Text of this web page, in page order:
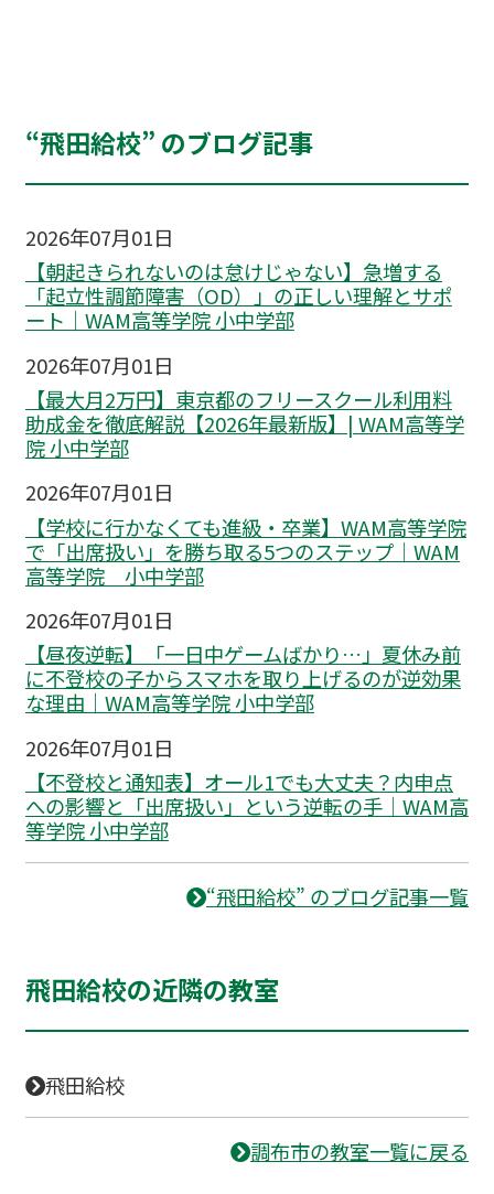
“飛田給校” のブログ記事
2026年07月01日
【朝起きられないのは怠けじゃない】急増する
「起立性調節障害（OD）」の正しい理解とサポ
ート｜WAM高等学院 小中学部
2026年07月01日
【最大月2万円】東京都のフリースクール利用料
助成金を徹底解説【2026年最新版】| WAM高等学
院 小中学部
2026年07月01日
【学校に行かなくても進級・卒業】WAM高等学院
で「出席扱い」を勝ち取る5つのステップ｜WAM
高等学院 小中学部
2026年07月01日
【昼夜逆転】「一日中ゲームばかり…」夏休み前
に不登校の子からスマホを取り上げるのが逆効果
な理由｜WAM高等学院 小中学部
2026年07月01日
【不登校と通知表】オール1でも大丈夫？内申点
への影響と「出席扱い」という逆転の手｜WAM高
等学院 小中学部
“飛田給校” のブログ記事一覧
飛田給校の近隣の教室
飛田給校
調布市の教室一覧に戻る